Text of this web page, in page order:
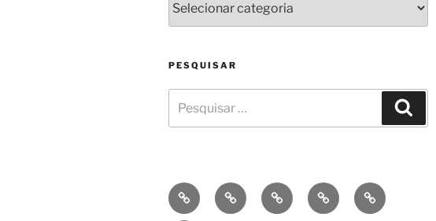
PESQUISAR